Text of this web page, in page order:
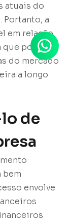
atuais do
Portanto, a
em relação
que possa
do mercado
a longo
de
bem
envolve